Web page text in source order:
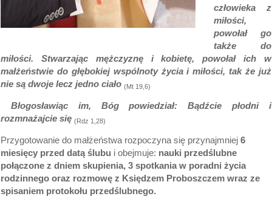
człowieka z
miłości,
powołał go
także do
miłości. Stwarzając mężczyznę i kobietę, powołał ich w
małżeństwie do głębokiej wspólnoty życia i miłości, tak że już
nie są dwoje lecz jedno ciało (Mt 19,6)
Błogosławiąc im, Bóg powiedział: Bądźcie płodni i
rozmnażajcie się (Rdz 1,28)
Przygotowanie do małżeństwa rozpoczyna się przynajmniej 6
miesięcy przed datą ślubu i obejmuje: nauki przedślubne
połączone z dniem skupienia, 3 spotkania w poradni życia
rodzinnego oraz rozmowę z Księdzem Proboszczem wraz ze
spisaniem protokołu przedślubnego.